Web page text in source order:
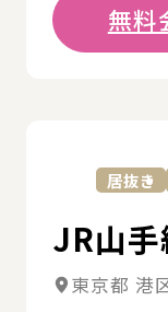
無料
居抜き
JR山
東京都 港